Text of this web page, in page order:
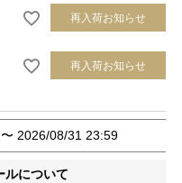
再入荷お知らせ
再入荷お知らせ
〜 2026/08/31 23:59
ルについて